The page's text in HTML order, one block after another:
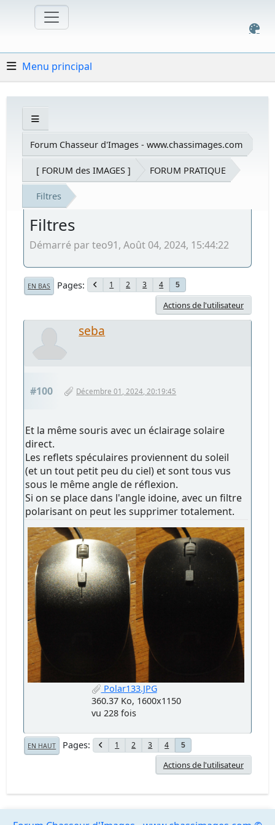
Menu principal
Forum Chasseur d'Images - www.chassimages.com
[ FORUM des IMAGES ] FORUM PRATIQUE
Filtres
Filtres
Démarré par teo91, Août 04, 2024, 15:44:22
EN BAS Pages 1 2 3 4 5
Actions de l'utilisateur
seba
#100 Décembre 01, 2024, 20:19:45
Et la même souris avec un éclairage solaire
direct.
Les reflets spéculaires proviennent du soleil
(et un tout petit peu du ciel) et sont tous vus
sous le même angle de réflexion.
Si on se place dans l'angle idoine, avec un filtre
polarisant on peut les supprimer totalement.
Polar133.JPG
360.37 Ko, 1600x1150
vu 228 fois
EN HAUT Pages 1 2 3 4 5
Actions de l'utilisateur